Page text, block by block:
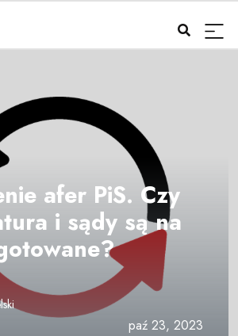
afer PiS. Czy
i sądy są na
paź 23, 2023